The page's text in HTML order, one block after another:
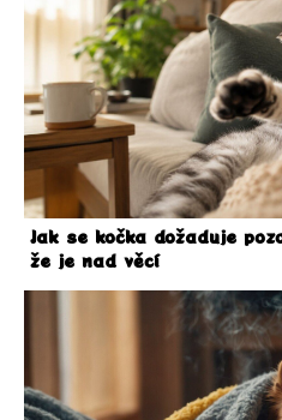
Jak se kočka dožaduje
že je nad věcí